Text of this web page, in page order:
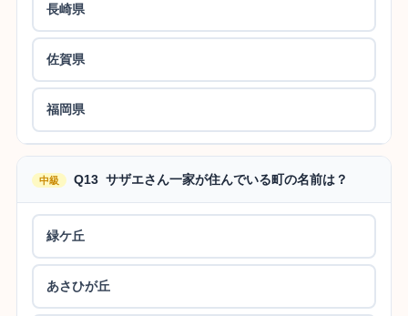
長崎県
佐賀県
福岡県
中級 Q13 サザエさん一家が住んでいる町の名前は？
緑ケ丘
あさひが丘